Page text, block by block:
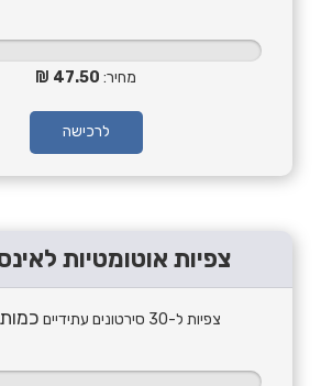
מחיר: 47.50
לרכישה
צפיות אוטומטיות
צפיות ל-30 סירטונים עתידיים